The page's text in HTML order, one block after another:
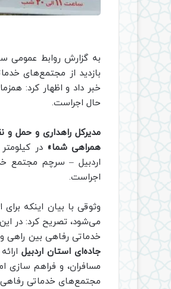
به گزارش روابط عمومی
بازدید از مجتمع‌های
خبر داد و اظهار کرد:
حال اجراست.
مدیرکل راهداری و حمل و
همراهی شما»
اردبیل – سرچم مجتمع
اجراست.
وثوقی با بیان اینکه
می‌شود، تصریح کرد: در
خدماتی رفاهی بین راهی
جاده‌ای استان اردبیل
مسافران، و فراهم
مجتمع‌های خدماتی